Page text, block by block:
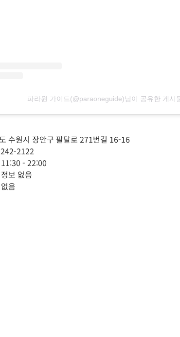
파라원 가이드(@paraoneguide)님이 공유한 게시
수원시 장안구 팔달로 271번길 16-16
2122
- 22:00
보 없음
음